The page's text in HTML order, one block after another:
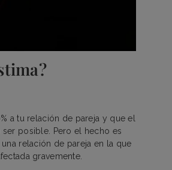
a tu relación de pareja y que el
posible. Pero el hecho es
relación de pareja en la que
gravemente.